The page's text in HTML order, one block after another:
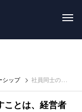
シップ 社員同士の価値観の重なりを示すことは、経営者の責任である
ことは、経営者